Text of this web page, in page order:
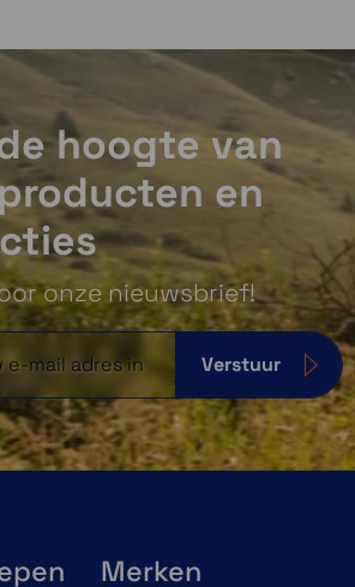
hoogte van
en
onze nieuwsbrief!
Verstuur
Merken